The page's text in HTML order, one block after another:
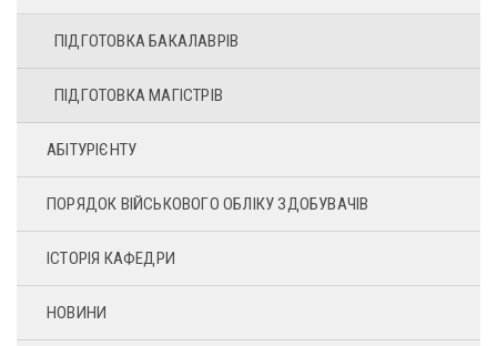
ПІДГОТОВКА БАКАЛАВРІВ
ПІДГОТОВКА МАГІСТРІВ
АБІТУРІЄНТУ
ПОРЯДОК ВІЙСЬКОВОГО ОБЛІКУ ЗДОБУВАЧІВ
ІСТОРІЯ КАФЕДРИ
НОВИНИ